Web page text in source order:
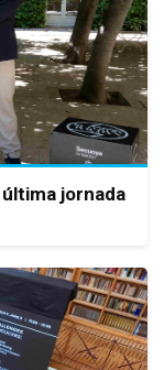
jornada